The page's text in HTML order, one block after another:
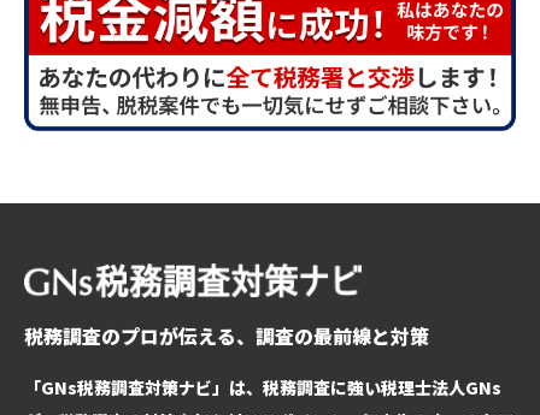
税務調査のプロが伝える、調査の最前線と対策
「GNs税務調査対策ナビ」は、税務調査に強い税理士法人GNs